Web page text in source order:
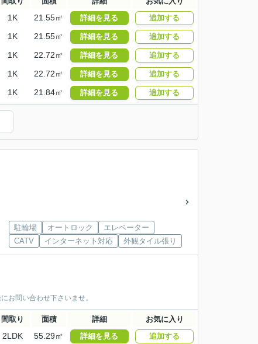
1K 21.55㎡ 詳細を見る 追加する
1K 21.55㎡ 詳細を見る 追加する
1K 22.72㎡ 詳細を見る 追加する
1K 22.72㎡ 詳細を見る 追加する
1K 21.84㎡ 詳細を見る 追加する
駐輪場 オートロック
エレベーター
CATV
インターネット対応 外観タイル張り
お問い合わせ下さいませ。
間取り 面積 詳細 お気に入り
2LDK 55.29㎡ 詳細を見る 追加する